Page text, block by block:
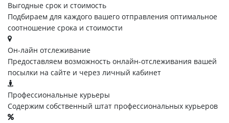
Выгодные срок и стоимость
Подбираем для каждого вашего отправления оптимальное
соотношение срока и стоимости
Он-лайн отслеживание
Предоставляем возможность онлайн-отслеживания вашей
посылки на сайте и через личный кабинет
Профессиональные курьеры
Содержим собственный штат профессиональных курьеров